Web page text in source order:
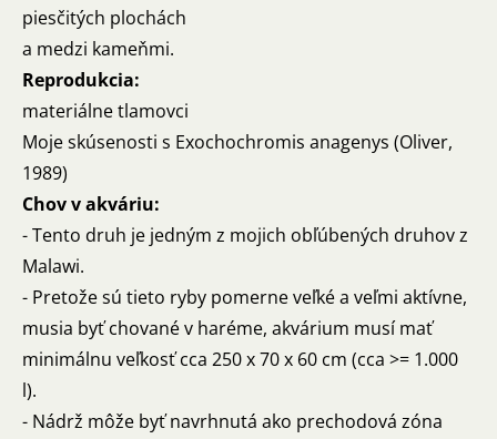
piesčitých plochách
a medzi kameňmi.
Reprodukcia:
materiálne tlamovci
Moje skúsenosti s Exochochromis anagenys (Oliver,
1989)
Chov v akváriu:
- Tento druh je jedným z mojich obľúbených druhov z
Malawi.
- Pretože sú tieto ryby pomerne veľké a veľmi aktívne,
musia byť chované v haréme, akvárium musí mať
minimálnu veľkosť cca 250 x 70 x 60 cm (cca >= 1.000
l).
- Nádrž môže byť navrhnutá ako prechodová zóna